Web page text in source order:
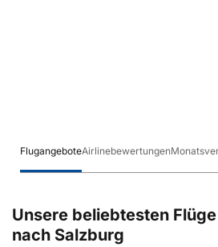
FlugangeboteAirlinebewertungen
Unsere beliebtesten
nach Salzburg